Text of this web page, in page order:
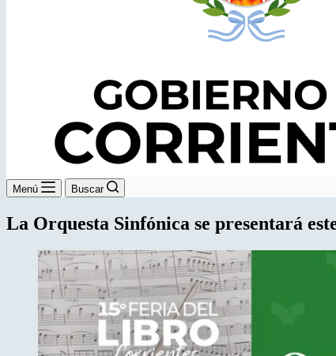
Menú Buscar
La Orquesta Sinfónica se presentará